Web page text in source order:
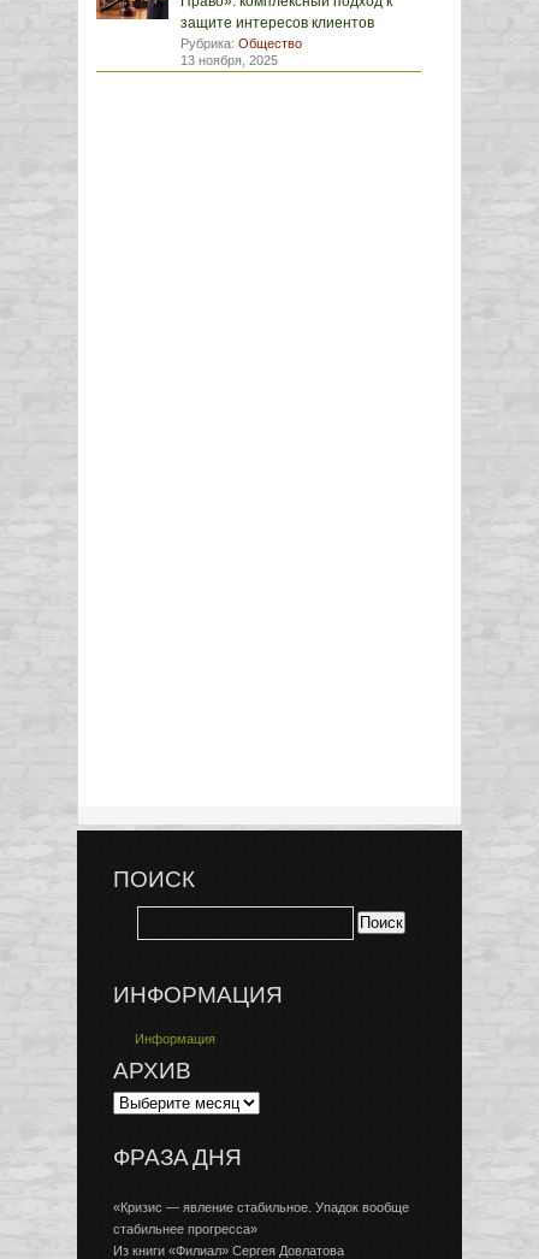
защите интересов клиентов
Рубрика: Общество
13 ноября, 2025
ПОИСК
ИНФОРМАЦИЯ
Информация
АРХИВ
ФРАЗА ДНЯ
«Кризис — явление стабильное. Упадок вообще
стабильнее прогресса»
Из книги «Филиал» Сергея Довлатова